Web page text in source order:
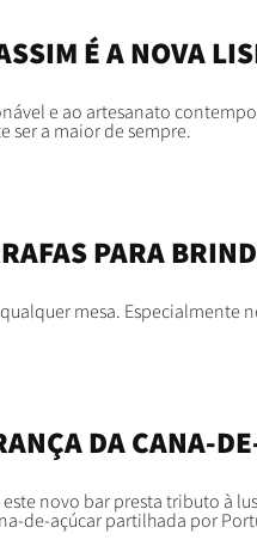
É A NOVA
e ao artesanato
ser a maior de sempre.
PARA
mesa. Especialmente
DA CANA-
novo bar presta tributo à
de-açúcar partilhada por